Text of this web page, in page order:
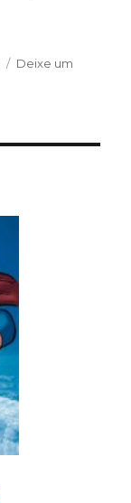
Deixe um